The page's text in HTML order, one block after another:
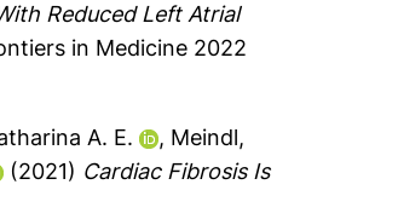
Reduced Left Atrial
in Medicine 2022
A. E. , Meindl,
(2021) Cardiac Fibrosis Is